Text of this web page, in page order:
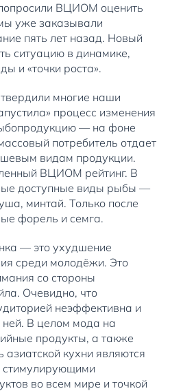
ВЦИОМ оценить
уже заказывали
пять лет назад. Новый
ситуацию в динамике,
и «точки роста».
многие наши
процесс изменения
— на фоне
потребитель отдает
видам продукции.
ВЦИОМ рейтинг. В
доступные виды рыбы —
минтай. Только после
форель и семга.
— это ухудшение
среди молодёжи. Это
со стороны
Очевидно, что
неэффективна и
В целом мода на
продукты, а также
кухни являются
во всем мире и точкой